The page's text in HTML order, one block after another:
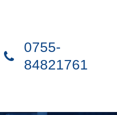
0755-
84821761